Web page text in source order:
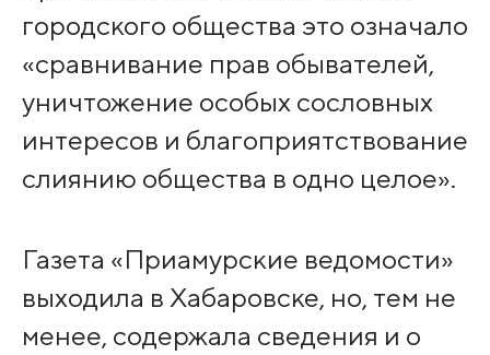
городского общества это означало
«сравнивание прав обывателей,
уничтожение особых сословных
интересов и благоприятствование
слиянию общества в одно целое».
Газета «Приамурские ведомости»
выходила в Хабаровске, но, тем не
менее, содержала сведения и о